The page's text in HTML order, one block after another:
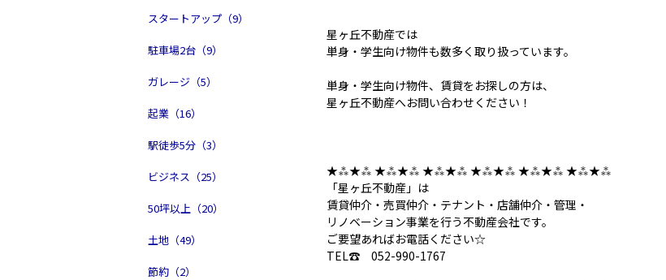
スタートアップ（9）
駐車場2台（9）
ガレージ（5）
起業（16）
駅徒歩5分（3）
ビジネス（25）
50坪以上（20）
土地（49）
節約（2）
星ヶ丘不動産では
単身・学生向け物件も数多く取り扱っています。
単身・学生向け物件、賃貸をお探しの方は、
星ヶ丘不動産へお問い合わせください！
★⁂★⁂ ★⁂★⁂ ★⁂★⁂ ★⁂★⁂ ★⁂★⁂ ★⁂★⁂
「星ヶ丘不動産」は
賃貸仲介・売買仲介・テナント・店舗仲介・管理・
リノベーション事業を行う不動産会社です。
ご要望あればお電話ください☆
TEL☎ 052-990-1767